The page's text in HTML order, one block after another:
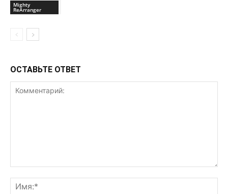
Mighty
ReArranger
ОСТАВЬТЕ ОТВЕТ